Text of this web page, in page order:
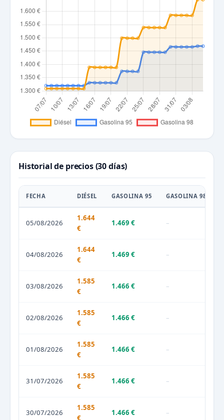
Historial de precios (30 días)
FECHA DIÉSEL GASOLINA 95 GASOLINA 98
05/08/2026
1.644
€
1.469 € –
04/08/2026
1.644
€
1.469 € –
03/08/2026
1.585
€
1.466 € –
02/08/2026
1.585
€
1.466 € –
01/08/2026
1.585
€
1.466 € –
31/07/2026
1.585
€
1.466 € –
30/07/2026
1.585
€
1.466 € –